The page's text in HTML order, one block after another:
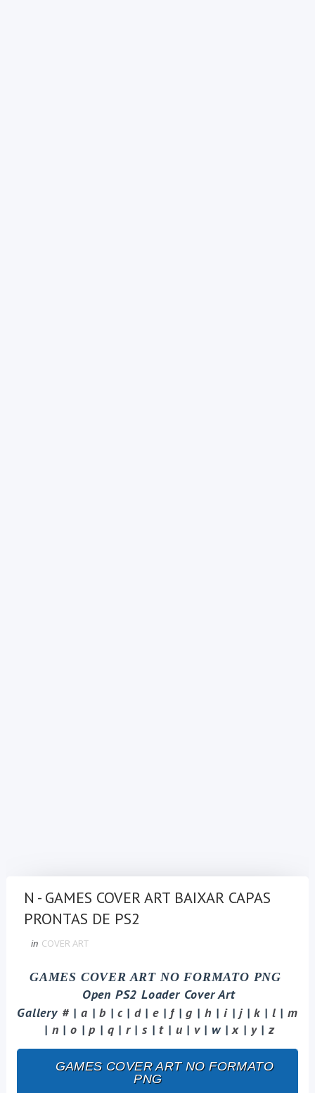
N - GAMES COVER ART BAIXAR CAPAS
PRONTAS DE PS2
in COVER ART
GAMES COVER ART NO FORMATO PNG
Open PS2 Loader Cover Art
Gallery # | a | b | c | d | e | f | g | h | i | j | k | l | m
| n | o | p | q | r | s | t | u | v | w | x | y | z
GAMES COVER ART NO FORMATO
PNG